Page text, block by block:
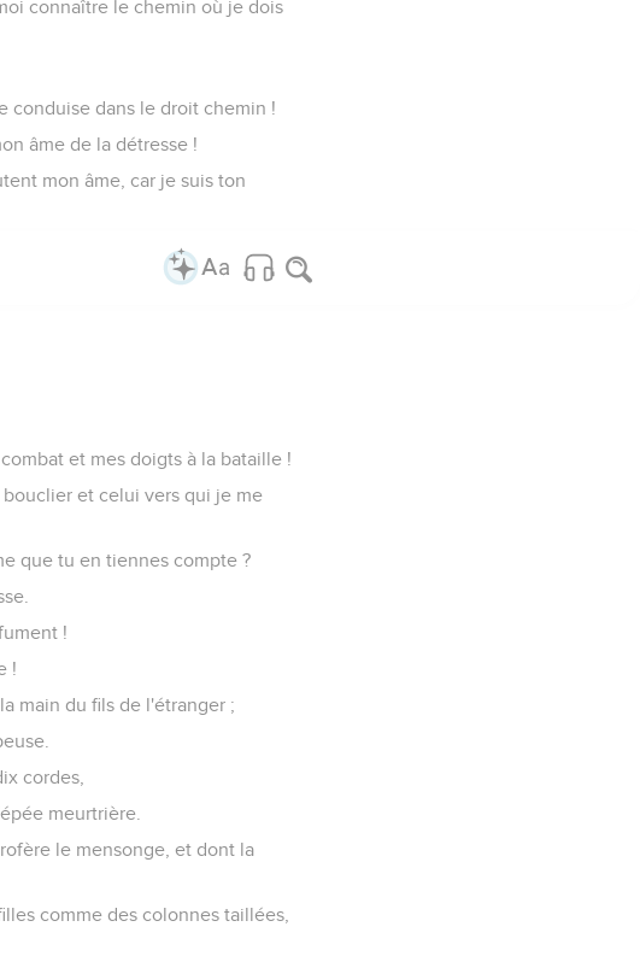
connaître le chemin où je dois
conduise dans le droit chemin !
âme de la détresse !
mon âme, car je suis ton
et mes doigts à la bataille !
et celui vers qui je me
que tu en tiennes compte ?
!
!
main du fils de l'étranger ;
cordes,
meurtrière.
le mensonge, et dont la
comme des colonnes taillées,